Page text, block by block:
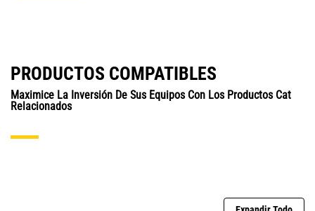
PRODUCTOS COMPATIBLES
Maximice La Inversión De Sus Equipos Con Los Productos Cat
Relacionados